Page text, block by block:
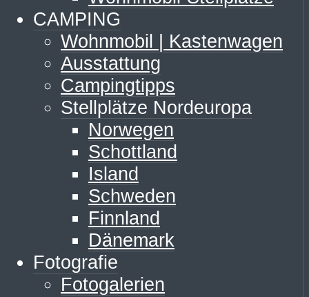
CAMPING
Wohnmobil | Kastenwagen
Ausstattung
Campingtipps
Stellplätze Nordeuropa
Norwegen
Schottland
Island
Schweden
Finnland
Dänemark
Fotografie
Fotogalerien